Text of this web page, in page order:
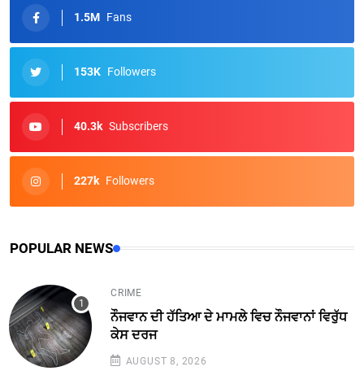
1.5M Fans
153K Followers
40.3k Subscribers
227k Followers
POPULAR NEWS
CRIME
ਨੌਜਵਾਨ ਦੀ ਹੱਤਿਆ ਦੇ ਮਾਮਲੇ ਵਿਚ ਨੌਜਵਾਨਾਂ ਵਿਰੁੱਧ
ਕੇਸ ਦਰਜ
AUGUST 8, 2026